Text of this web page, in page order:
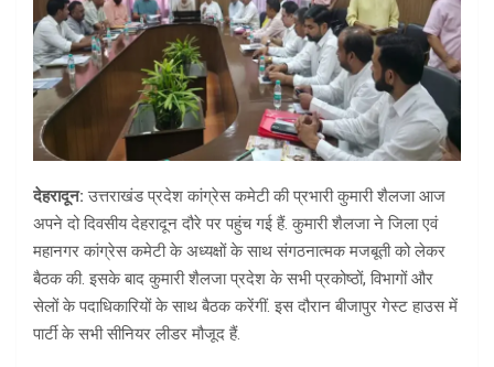
देहरादून:उत्तराखंड प्रदेश कांग्रेस कमेटी की प्रभारी कुमारी शैलजा आज
अपने दो दिवसीय देहरादून दौरे पर पहुंच गई हैं. कुमारी शैलजा ने जिला एवं
महानगर कांग्रेस कमेटी के अध्यक्षों के साथ संगठनात्मक मजबूती को लेकर
बैठक की. इसके बाद कुमारी शैलजा प्रदेश के सभी प्रकोष्ठों, विभागों और
सेलों के पदाधिकारियों के साथ बैठक करेंगीं. इस दौरान बीजापुर गेस्ट हाउस में
पार्टी के सभी सीनियर लीडर मौजूद हैं.